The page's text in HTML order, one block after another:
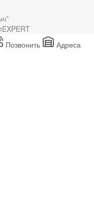
Позвонить Адреса